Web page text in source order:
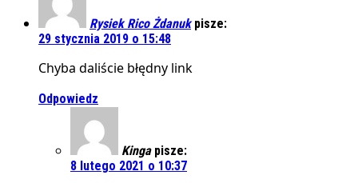
Rysiek Rico Żdanuk pisze:
29 stycznia 2019 o 15:48
Chyba daliście błędny link
Odpowiedz
Kinga pisze:
8 lutego 2021 o 10:37